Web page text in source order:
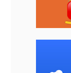
ยาวร่วมกับสมา
ประเทศจีน เพื่
เร่งเดินหน้าแผ
วัฒนธรรมราชว
วัฒนธรรมในพื้
นวัตกรรมเทคโ